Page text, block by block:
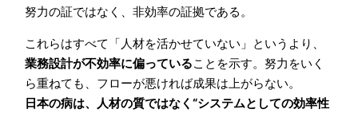
努力の証ではなく、非効率の証拠である。
これらはすべて「人材を活かせていない」というより、
業務設計が不効率に偏っていることを示す。努力をいく
ら重ねても、フローが悪ければ成果は上がらない。
日本の病は、人材の質ではなく“システムとしての効率性